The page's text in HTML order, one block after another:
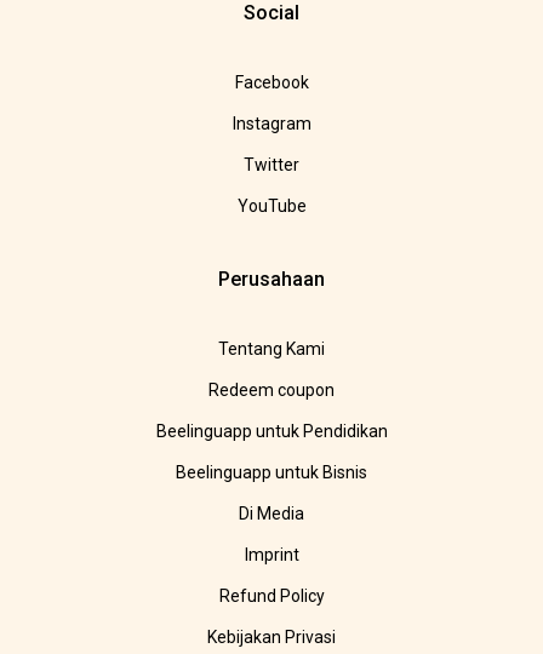
Social
Facebook
Instagram
Twitter
YouTube
Perusahaan
Tentang Kami
Redeem coupon
Beelinguapp untuk Pendidikan
Beelinguapp untuk Bisnis
Di Media
Imprint
Refund Policy
Kebijakan Privasi